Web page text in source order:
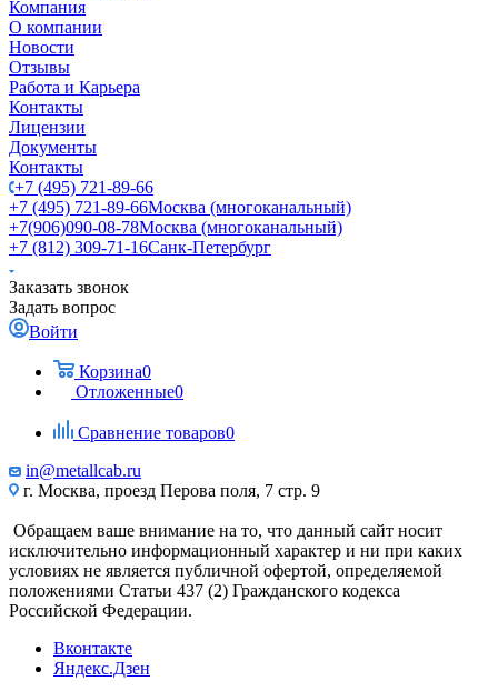
Компания
О компании
Новости
Отзывы
Работа и Карьера
Контакты
Лицензии
Документы
Контакты
+7 (495) 721-89-66
+7 (495) 721-89-66Москва (многоканальный)
+7(906)090-08-78Москва (многоканальный)
+7 (812) 309-71-16Санк-Петербург
Заказать звонок
Задать вопрос
Войти
Корзина0
Отложенные0
Сравнение товаров0
in@metallcab.ru
г. Москва, проезд Перова поля, 7 стр. 9
Обращаем ваше внимание на то, что данный сайт носит
исключительно информационный характер и ни при каких
условиях не является публичной офертой, определяемой
положениями Статьи 437 (2) Гражданского кодекса
Российской Федерации.
Вконтакте
Яндекс.Дзен